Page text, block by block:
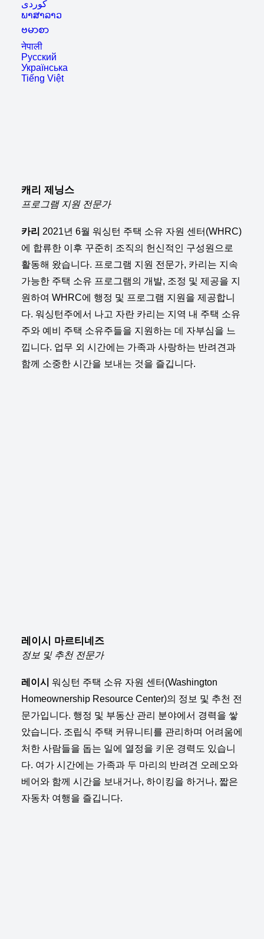
ພາສາລາວ
ဗမာစာ
नेपाली
Русский
Українська
Tiếng Việt
캐리 제닝스
프로그램 지원 전문가
카리 2021년 6월 워싱턴 주택 소유 자원 센터(WHRC)
에 합류한 이후 꾸준히 조직의 헌신적인 구성원으로
활동해 왔습니다. 프로그램 지원 전문가, 카리는 지속
가능한 주택 소유 프로그램의 개발, 조정 및 제공을 지
원하여 WHRC에 행정 및 프로그램 지원을 제공합니
다. 워싱턴주에서 나고 자란 카리는 지역 내 주택 소유
주와 예비 주택 소유주들을 지원하는 데 자부심을 느
낍니다. 업무 외 시간에는 가족과 사랑하는 반려견과
함께 소중한 시간을 보내는 것을 즐깁니다.
레이시 마르티네즈
정보 및 추천 전문가
레이시 워싱턴 주택 소유 자원 센터(Washington
Homeownership Resource Center)의 정보 및 추천 전
문가입니다. 행정 및 부동산 관리 분야에서 경력을 쌓
았습니다. 조립식 주택 커뮤니티를 관리하며 어려움에
처한 사람들을 돕는 일에 열정을 키운 경력도 있습니
다. 여가 시간에는 가족과 두 마리의 반려견 오레오와
베어와 함께 시간을 보내거나, 하이킹을 하거나, 짧은
자동차 여행을 즐깁니다.